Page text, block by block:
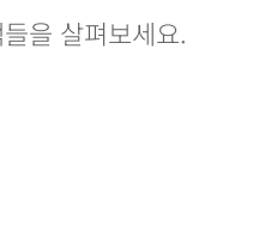
을 살펴보세요.